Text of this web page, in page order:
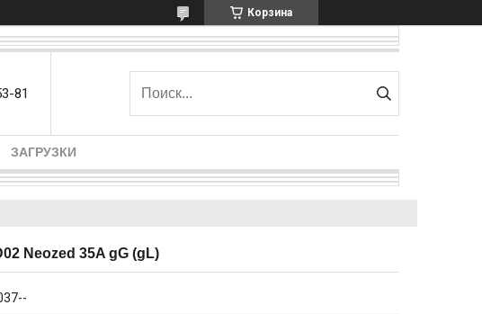
Корзина
81
ЗАГРУЗКИ
Neozed 35A gG (gL)